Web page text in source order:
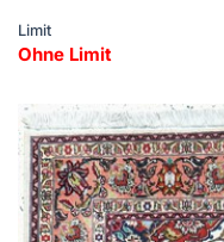
Limit
Ohne Limit